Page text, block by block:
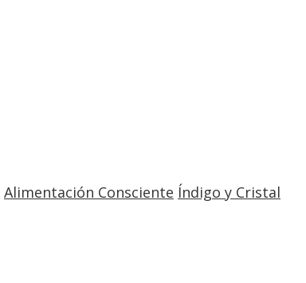
Alimentación Consciente Índigo y Cristal